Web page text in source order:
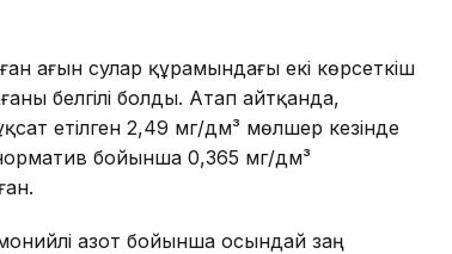
ағын сулар құрамындағы екі көрсеткіш
белгілі болды. Атап айтқанда,
етілген 2,49 мг/дм³ мөлшер кезінде
бойынша 0,365 мг/дм³
азот бойынша осындай заң